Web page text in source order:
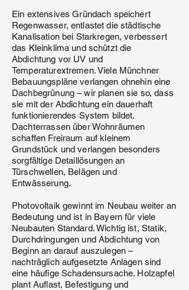
Ein extensives Gründach speichert
Regenwasser, entlastet die städtische
Kanalisation bei Starkregen, verbessert
das Kleinklima und schützt die
Abdichtung vor UV und
Temperaturextremen. Viele Münchner
Bebauungspläne verlangen ohnehin eine
Dachbegrünung – wir planen sie so, dass
sie mit der Abdichtung ein dauerhaft
funktionierendes System bildet.
Dachterrassen über Wohnräumen
schaffen Freiraum auf kleinem
Grundstück und verlangen besonders
sorgfältige Detaillösungen an
Türschwellen, Belägen und
Entwässerung.
Photovoltaik gewinnt im Neubau weiter an
Bedeutung und ist in Bayern für viele
Neubauten Standard. Wichtig ist, Statik,
Durchdringungen und Abdichtung von
Beginn an darauf auszulegen –
nachträglich aufgesetzte Anlagen sind
eine häufige Schadensursache. Holzapfel
plant Auflast, Befestigung und